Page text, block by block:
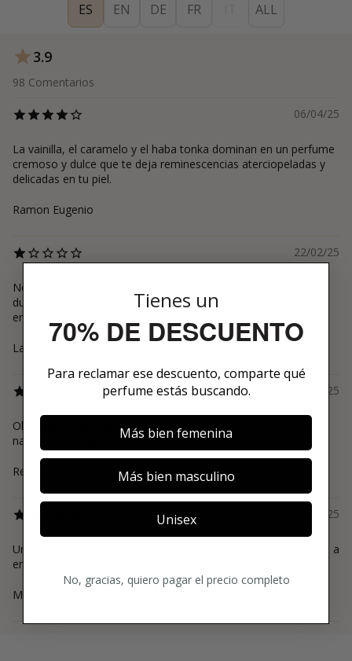
ES EN DE FR ALL
3.9
98 Comentarios
06/04/25
La vainilla, el caramelo y el haba tonka dominan en un perfume
cremoso y dulce que te deja reminescencias aterciopeladas y
delicadas en tu piel.
Ramon Eugenio
22/02/25
No huele mal, el aroma está bien pero huele muy poco y no
dura nada. Por lo menos en mi. Apenas es perceptible y se va
enseguida.
Laura Elizabeth
20/02/25
Olor dulce y agradable. Dura, pero no proyecta mucho. No es
nada invasiva, perfecta para disfrute personal.
Rebeca
02/01/25
Uno de los perfumes más dulces que he olido. En mi piel, llega a
empalagarme.
Maria José
Tienes un
70% DE DESCUENTO
Para reclamar ese descuento, comparte qué
perfume estás buscando.
Más bien femenina
Más bien masculino
Unisex
No, gracias, quiero pagar el precio completo